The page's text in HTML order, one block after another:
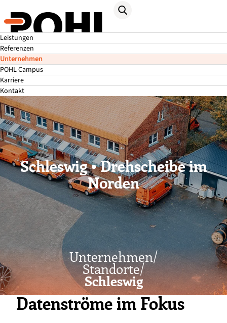
Leistungen
Referenzen
Unternehmen
POHL-Campus
Karriere
Kontakt
Schleswig • Drehscheibe im
Norden
Unternehmen/
Standorte/
Schleswig
Datenströme im Fokus